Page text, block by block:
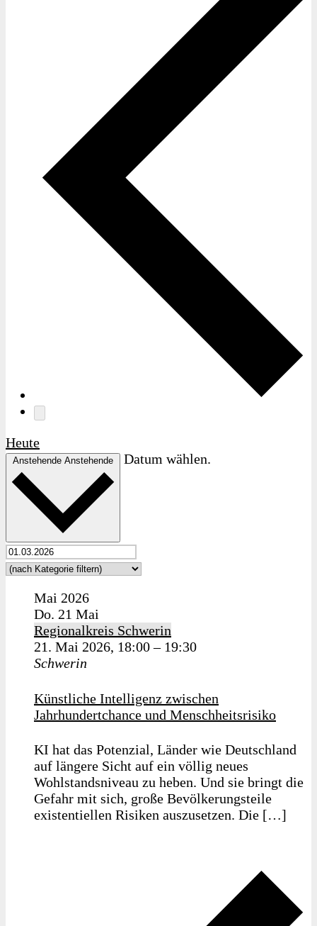
Heute
Anstehende Anstehende Datum wählen.
Mai 2026
Do. 21 Mai
Regionalkreis Schwerin
21. Mai 2026, 18:00– 19:30
Schwerin
Künstliche Intelligenz zwischen
Jahrhundertchance und Menschheitsrisiko
KI hat das Potenzial, Länder wie Deutschland
auf längere Sicht auf ein völlig neues
Wohlstandsniveau zu heben. Und sie bringt die
Gefahr mit sich, große Bevölkerungsteile
existentiellen Risiken auszusetzen. Die […]